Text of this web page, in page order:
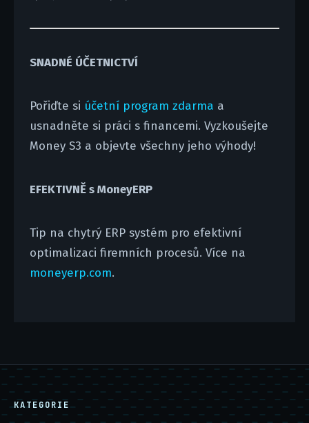
SNADNÉ ÚČETNICTVÍ
Pořiďte si účetní program zdarma a
usnadněte si práci s financemi. Vyzkoušejte
Money S3 a objevte všechny jeho výhody!
EFEKTIVNĚ s MoneyERP
Tip na chytrý ERP systém pro efektivní
optimalizaci firemních procesů. Více na
moneyerp.com.
KATEGORIE